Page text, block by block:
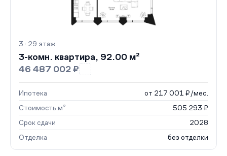
3 · 29 этаж
3-комн. квартира, 92.00 м²
46 487 002 ₽
Ипотека
от 217 001 ₽/мес.
Стоимость м²
505 293 ₽
Срок сдачи
2028
Отделка
без отделки